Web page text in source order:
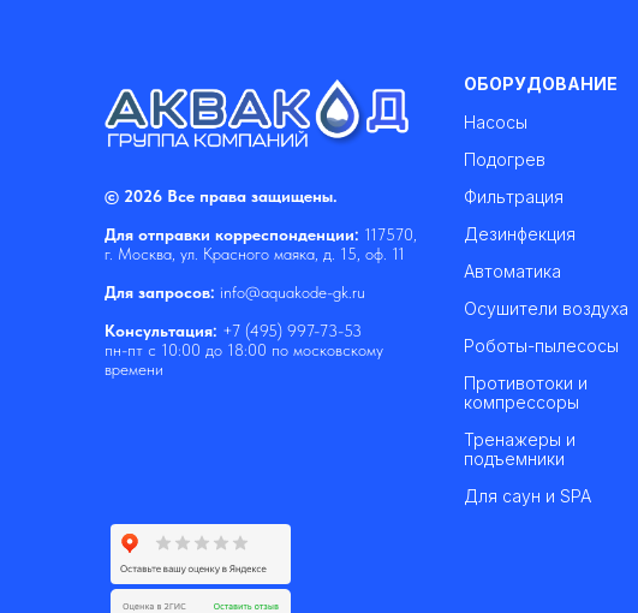
© 2026 Все права защищены.
Для отправки корреспонденции: 117570,
г. Москва, ул. Красного маяка, д. 15, оф. 11
Для запросов: info@aquakode-gk.ru
Консультация: +7 (495) 997-73-53
пн-пт с 10:00 до 18:00 по московскому
времени
ОБОРУДОВАНИЕ
Насосы
Подогрев
Фильтрация
Дезинфекция
Автоматика
Осушители воздуха
Роботы-пылесосы
Противотоки и
компрессоры
Тренажеры и
подъемники
Для саун и SPA